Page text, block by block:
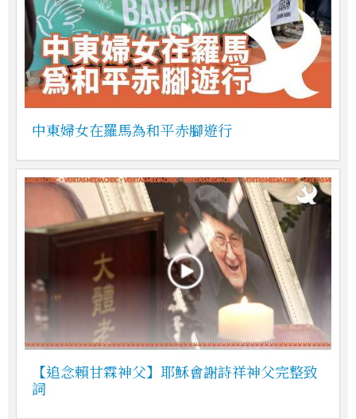
中東婦女在羅馬為和平赤腳遊行
【追念賴甘霖神父】耶穌會謝詩祥神父完整致
詞